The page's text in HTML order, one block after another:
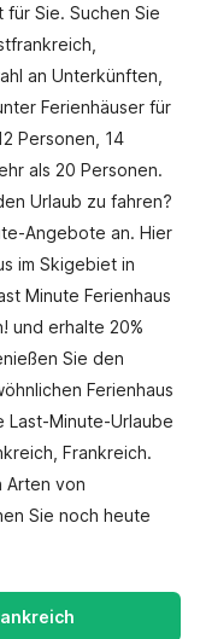
Sie. Suchen Sie
an Unterkünften,
Ferienhäuser für
Personen, 14
als 20 Personen.
Urlaub zu fahren?
Angebote an. Hier
im Skigebiet in
Minute Ferienhaus
und erhalte 20%
Sie den
Ferienhaus
Last-Minute-Urlaube
Frankreich.
Arten von
Sie noch heute